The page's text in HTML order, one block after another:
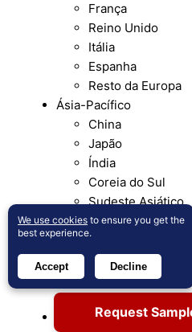
França
Reino Unido
Itália
Espanha
Resto da Europa
Ásia-Pacífico
China
Japão
Índia
Coreia do Sul
Sudeste Asiático
Resto da Ásia-
América Latina
Brasil
Argentina
Médio Oriente & África
Request
We use cookies to ensure you get the
best experience.
Accept Decline